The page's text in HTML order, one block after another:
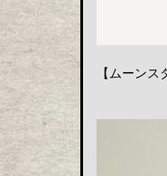
【ムーン